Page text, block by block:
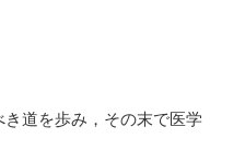
道を歩み，その末で医学